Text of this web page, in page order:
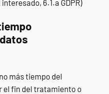
6.1.a GDPR)
más tiempo del
el fin del tratamiento o